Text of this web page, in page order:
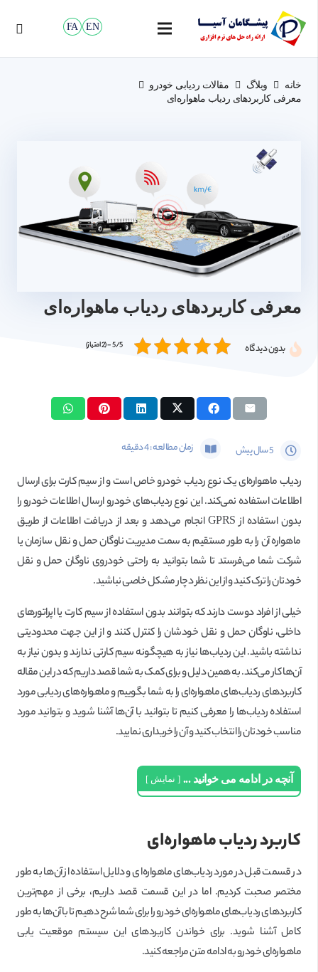
FA EN
خانه وبلاگ
مقالات ردیابی خودرو
معرفی کاربردهای ردیاب ماهواره‌ای
معرفی کاربردهای ردیاب ماهواره‌ای
بدون دیدگاه 5/5 - (2 امتیاز)
5 سال پیش زمان مطالعه :4دقیقه
ردیاب ماهواره‌ای یک نوع ردیاب خودرو خاص است و از سیم کارت برای ارسال
اطلاعات استفاده نمی‌کند. این نوع ردیاب‌های خودرو ارسال اطلاعات خودرو را
بدون استفاده از GPRS انجام می‌دهد و بعد از دریافت اطلاعات از طریق
ماهواره آن را به طور مستقیم به سمت مدیریت ناوگان حمل و نقل سازمان یا
شرکت شما می‌فرستد تا شما بتوانید به راحتی خودروی ناوگان حمل و نقل
خودتان را ترک کنید و از این نظر دچار مشکل خاصی نباشید.
خیلی از افراد دوست دارند که بتوانند بدون استفاده از سیم کارت یا اپراتورهای
داخلی، ناوگان حمل و نقل خودشان را کنترل کنند و از این جهت محدودیتی
نداشته باشید. این ردیاب‌ها نیاز به هیچگونه سیم کارتی ندارند و بدون نیاز به
آن‌ها کار می‌کند. به همین دلیل و برای کمک به شما قصد داریم که در این مقاله
کاربردهای ردیاب‌های ماهواره‌ای را به شما بگوییم و ماهواره‌های ردیابی مورد
استفاده ردیاب‌ها را معرفی کنیم تا بتوانید با آن‌ها آشنا شوید و بتوانید مورد
مناسب خودتان را انتخاب کنید و آن را خریداری نمایید.
آنچه در ادامه می خوانید ... نمایش
کاربرد ردیاب ماهواره‌ای
در قسمت قبل در مورد ردیاب‌های ماهواره‌ای و دلایل استفاده از آن‌ها به طور
مختصر صحبت کردیم. اما در این قسمت قصد داریم، برخی از مهم‌ترین
کاربردهای ردیاب‌های ماهواره‌ای خودرو را برای شما شرح دهیم تا با آن‌ها به طور
کامل آشنا شوید. برای خواندن کاربردهای این سیستم موقعیت یابی
ماهواره‌ای خودرو به ادامه متن مراجعه کنید.